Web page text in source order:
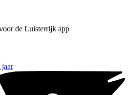
de Luisterrijk app
jaar